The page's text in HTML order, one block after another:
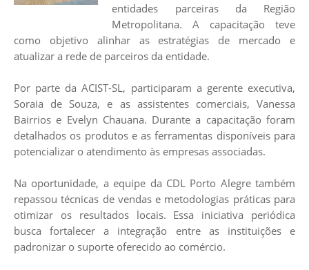
entidades parceiras da Região
Metropolitana. A capacitação teve
como objetivo alinhar as estratégias de mercado e
atualizar a rede de parceiros da entidade.
Por parte da ACIST-SL, participaram a gerente executiva,
Soraia de Souza, e as assistentes comerciais, Vanessa
Bairrios e Evelyn Chauana. ​Durante a capacitação foram
detalhados os produtos e as ferramentas disponíveis para
potencializar o atendimento às empresas associadas.
Na oportunidade, a equipe da CDL Porto Alegre também
repassou técnicas de vendas e metodologias práticas para
otimizar os resultados locais. Essa iniciativa periódica
busca fortalecer a integração entre as instituições e
padronizar o suporte oferecido ao comércio.